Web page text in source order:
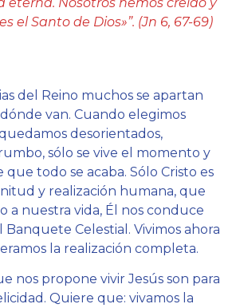
el Santo de Dios»”. (Jn 6, 67-69)
del Reino muchos se apartan
van. Cuando elegimos
desorientados,
sólo se vive el momento y
todo se acaba. Sólo Cristo es
y realización humana, que
a nuestra vida, Él nos conduce
Celestial. Vivimos ahora
la realización completa.
nos propone vivir Jesús son para
Quiere que: vivamos la